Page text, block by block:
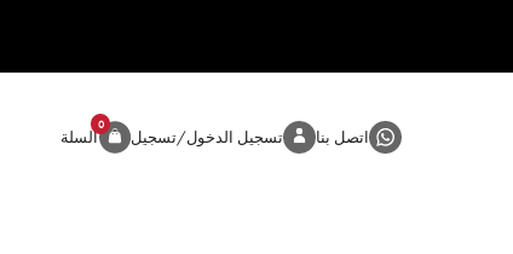
اتصل بنا تسجيل الدخول/تسجيل السلة
0
المنتج